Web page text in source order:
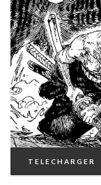
TELECHARGER